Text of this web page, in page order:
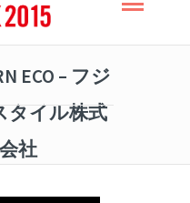
ECO – フジ
タイル株式
会社